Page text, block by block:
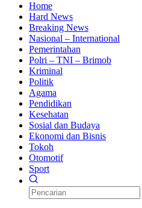
Home
Hard News
Breaking News
Nasional – International
Pemerintahan
Polri – TNI – Brimob
Kriminal
Politik
Agama
Pendidikan
Kesehatan
Sosial dan Budaya
Ekonomi dan Bisnis
Tokoh
Otomotif
Sport